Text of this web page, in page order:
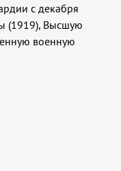
с декабря
(1919), Высшую
военную